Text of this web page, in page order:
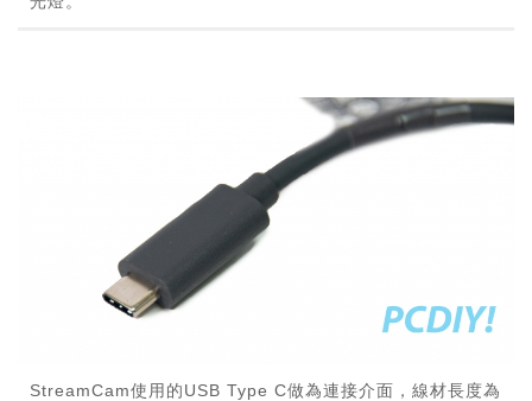
StreamCam使用的USB Type C做為連接介面，線材長度為